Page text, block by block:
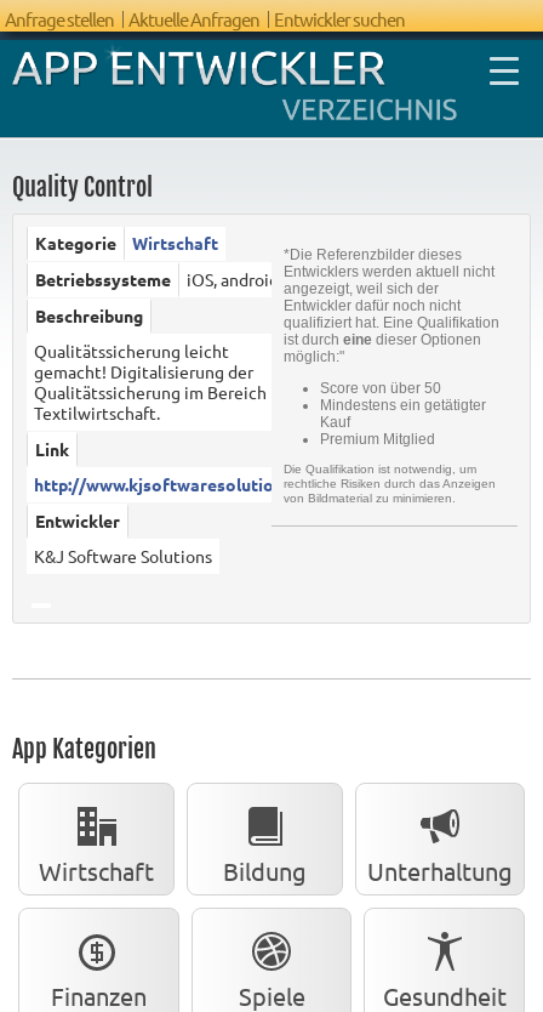
Anfrage stellen Aktuelle Anfragen Entwickler suchen
Quality Control
Kategorie
Wirtschaft
Betriebssysteme
iOS, android
Beschreibung
Qualitätssicherung leicht
gemacht! Digitalisierung der
Qualitätssicherung im Bereich
Textilwirtschaft.
Link
http://www.kjsoftwaresolutions...
Entwickler
K&J Software Solutions
*Die Referenzbilder dieses
Entwicklers werden aktuell nicht
angezeigt, weil sich der
Entwickler dafür noch nicht
qualifiziert hat. Eine Qualifikation
ist durch eine dieser Optionen
möglich:"
Score von über 50
Mindestens ein getätigter
Kauf
Premium Mitglied
Die Qualifikation ist notwendig, um
rechtliche Risiken durch das Anzeigen
von Bildmaterial zu minimieren.
App Kategorien
Wirtschaft Bildung Unterhaltung
Finanzen Spiele Gesundheit